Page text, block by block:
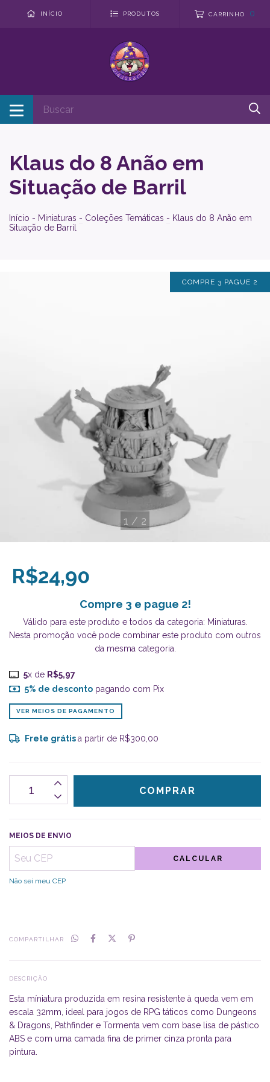
INÍCIO PRODUTOS CARRINHO 0
Klaus do 8 Anão em
Situação de Barril
Início - Miniaturas - Coleções Temáticas - Klaus do 8 Anão em
Situação de Barril
COMPRE 3 PAGUE 2
1 / 2
R$24,90
Compre 3 e pague 2!
Válido para este produto e todos da categoria: Miniaturas.
Nesta promoção você pode combinar este produto com outros
da mesma categoria.
5x de R$5,97
5% de descontopagando com Pix
VER MEIOS DE PAGAMENTO
Frete grátisa partir de R$300,00
MEIOS DE ENVIO
CALCULAR
Não sei meu CEP
COMPARTILHAR
DESCRIÇÃO
Esta míniatura produzida em resina resistente à queda vem em
escala 32mm, ideal para jogos de RPG táticos como Dungeons
& Dragons, Pathfinder e Tormenta vem com base lisa de pástico
ABS e com uma camada fina de primer cinza pronta para
pintura.